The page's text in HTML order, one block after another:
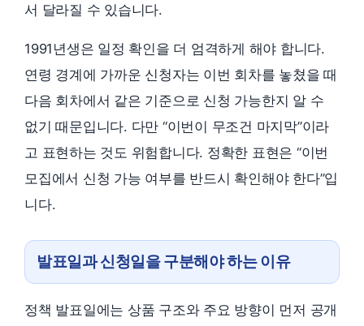
서 달라질 수 있습니다.
1991년생은 일정 확인을 더 엄격하게 해야 합니다.
연령 경계에 가까운 신청자는 이번 회차를 놓쳤을 때
다음 회차에서 같은 기준으로 신청 가능한지 알 수
없기 때문입니다. 다만 “이번이 무조건 마지막”이라
고 표현하는 것도 위험합니다. 정확한 표현은 “이번
모집에서 신청 가능 여부를 반드시 확인해야 한다”입
니다.
발표일과 신청일을 구분해야 하는 이유
정책 발표일에는 상품 구조와 주요 방향이 먼저 공개